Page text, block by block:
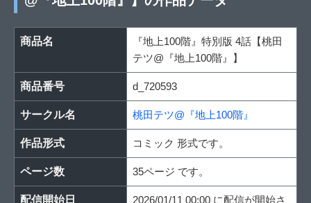
商品名
『地上100階』特別版 4話【桃田
テツ@『地上100階』】
商品番号 d_720593
サークル名 桃田テツ@『地上100階』
作品形式 コミック 形式です。
ページ数 35ページ です。
配信開始日
2026/01/11 00:00 に配信が開始さ